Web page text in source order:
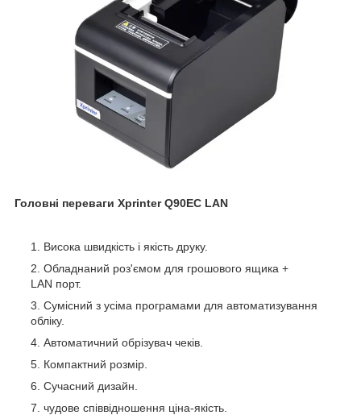
Головні переваги Xprinter Q90EC LAN
Висока швидкість і якість друку.
Обладнаний роз'ємом для грошового ящика +
LAN порт.
Сумісний з усіма програмами для автоматизування
обліку.
Автоматичний обрізувач чеків.
Компактний розмір.
Сучасний дизайн.
чудове співвідношення ціна-якість.